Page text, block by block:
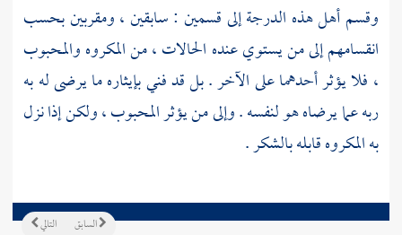
وقسم أهل هذه الدرجة إلى قسمين : سابقين ، ومقربين بحسب
انقسامهم إلى من يستوي عنده الحالات ، من المكروه والمحبوب
، فلا يؤثر أحدهما على الآخر . بل قد فني بإيثاره ما يرضى له به
ربه عما يرضاه هو لنفسه . وإلى من يؤثر المحبوب ، ولكن إذا نزل
به المكروه قابله بالشكر .
التالي السابق